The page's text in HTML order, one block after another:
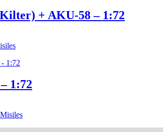
+ AKU-58 – 1:72
1:72
Misiles